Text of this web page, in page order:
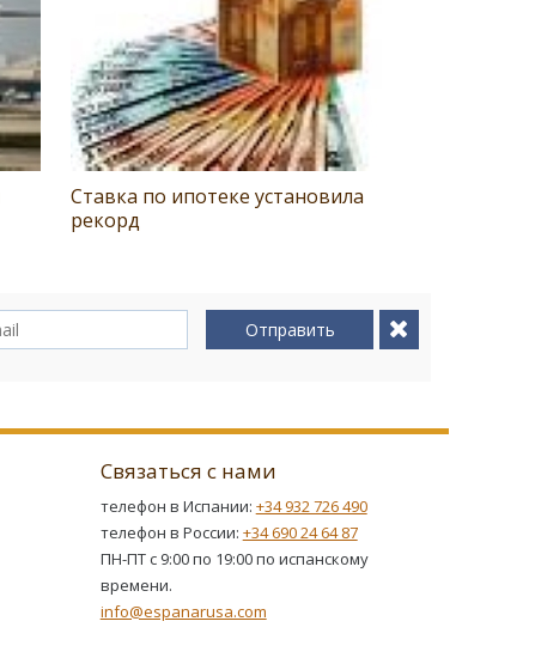
Ставка по ипотеке установила
рекорд
Отправить
Связаться с нами
телефон в Испании: +34 932 726 490
телефон в России: +34 690 24 64 87
ПН-ПТ с 9:00 по 19:00 по испанскому
времени.
info@espanarusa.com